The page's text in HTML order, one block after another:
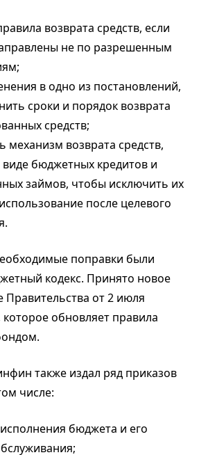
возврата средств, если
не по разрешенным
в одно из постановлений,
сроки и порядок возврата
средств;
механизм возврата средств,
бюджетных кредитов и
займов, чтобы исключить их
после целевого
поправки были
кодекс. Принято новое
Правительства от 2 июля
которое обновляет правила
также издал ряд приказов
числе:
бюджета и его